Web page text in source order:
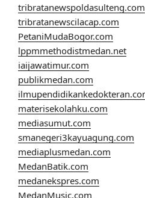
tribratanewspoldasulteng.com
tribratanewscilacap.com
PetaniMudaBogor.com
lppmmethodistmedan.net
iaijawatimur.com
publikmedan.com
materisekolahku.com
mediasumut.com
smanegeri3kayuagung.com
mediaplusmedan.com
MedanBatik.com
medanekspres.com
MedanMusic.com